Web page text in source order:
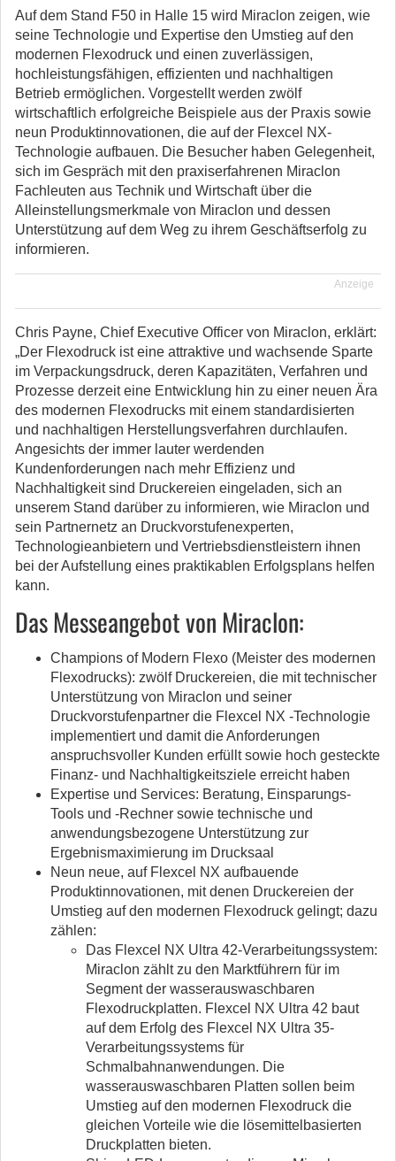
Auf dem Stand F50 in Halle 15 wird Miraclon zeigen, wie
seine Technologie und Expertise den Umstieg auf den
modernen Flexodruck und einen zuverlässigen,
hochleistungsfähigen, effizienten und nachhaltigen
Betrieb ermöglichen. Vorgestellt werden zwölf
wirtschaftlich erfolgreiche Beispiele aus der Praxis sowie
neun Produktinnovationen, die auf der Flexcel NX-
Technologie aufbauen. Die Besucher haben Gelegenheit,
sich im Gespräch mit den praxiserfahrenen Miraclon
Fachleuten aus Technik und Wirtschaft über die
Alleinstellungsmerkmale von Miraclon und dessen
Unterstützung auf dem Weg zu ihrem Geschäftserfolg zu
informieren.
Anzeige
Chris Payne, Chief Executive Officer von Miraclon, erklärt:
„Der Flexodruck ist eine attraktive und wachsende Sparte
im Verpackungsdruck, deren Kapazitäten, Verfahren und
Prozesse derzeit eine Entwicklung hin zu einer neuen Ära
des modernen Flexodrucks mit einem standardisierten
und nachhaltigen Herstellungsverfahren durchlaufen.
Angesichts der immer lauter werdenden
Kundenforderungen nach mehr Effizienz und
Nachhaltigkeit sind Druckereien eingeladen, sich an
unserem Stand darüber zu informieren, wie Miraclon und
sein Partnernetz an Druckvorstufenexperten,
Technologieanbietern und Vertriebsdienstleistern ihnen
bei der Aufstellung eines praktikablen Erfolgsplans helfen
kann.
Das Messeangebot von Miraclon:
Champions of Modern Flexo (Meister des modernen
Flexodrucks): zwölf Druckereien, die mit technischer
Unterstützung von Miraclon und seiner
Druckvorstufenpartner die Flexcel NX -Technologie
implementiert und damit die Anforderungen
anspruchsvoller Kunden erfüllt sowie hoch gesteckte
Finanz- und Nachhaltigkeitsziele erreicht haben
Expertise und Services: Beratung, Einsparungs-
Tools und -Rechner sowie technische und
anwendungsbezogene Unterstützung zur
Ergebnismaximierung im Drucksaal
Neun neue, auf Flexcel NX aufbauende
Produktinnovationen, mit denen Druckereien der
Umstieg auf den modernen Flexodruck gelingt; dazu
zählen:
Das Flexcel NX Ultra 42-Verarbeitungssystem:
Miraclon zählt zu den Marktführern für im
Segment der wasserauswaschbaren
Flexodruckplatten. Flexcel NX Ultra 42 baut
auf dem Erfolg des Flexcel NX Ultra 35-
Verarbeitungssystems für
Schmalbahnanwendungen. Die
wasserauswaschbaren Platten sollen beim
Umstieg auf den modernen Flexodruck die
gleichen Vorteile wie die lösemittelbasierten
Druckplatten bieten.